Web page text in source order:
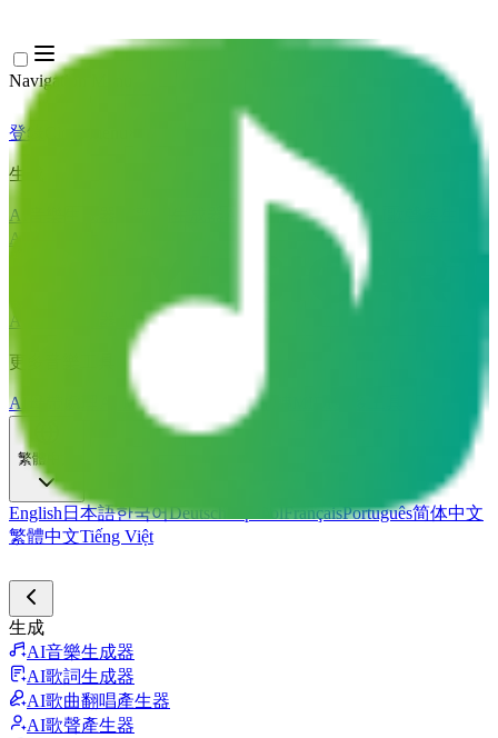
Navigation Menu
登錄
生成
AI音樂生成器 AI歌曲翻唱產生器AI歌聲產生器
AI音樂影片
AI人聲去除器 AI音軌分離
更多音樂工具
AI母帶處理 AI MIDI編輯器 AI 音訊轉MIDI
繁體中文
English 日本語한국어Deutsch EspañolFrançaisPortuguês简体中文
繁體中文Tiếng Việt
生成
AI音樂生成器
AI歌詞生成器
AI歌曲翻唱產生器
AI歌聲產生器